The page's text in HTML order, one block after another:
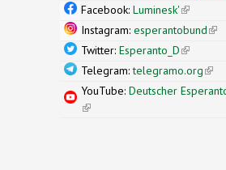
Facebook: Luminesk'(link is
Instagram: esperantobund
Twitter: Esperanto_D(link is
Telegram:telegramo.org(link
YouTube: Deutscher
(link is external)